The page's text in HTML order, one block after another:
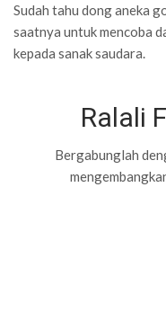
Sudah tahu dong aneka
saatnya untuk mencoba
kepada sanak saudara.
Ralali
Bergabunglah